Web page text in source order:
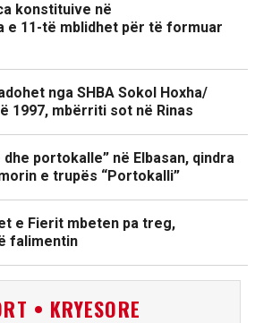
konstituive në
e 11-të mblidhet për të formuar
nga SHBA Sokol Hoxha/
1997, mbërriti sot në Rinas
portokalle” në Elbasan, qindra
e trupës “Portokalli”
e Fierit mbeten pa treg,
falimentin
• KRYESORE